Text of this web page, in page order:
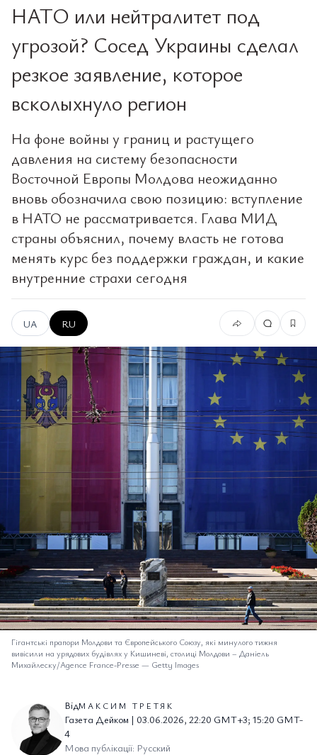
НАТО или нейтралитет под
угрозой? Сосед Украины сделал
резкое заявление, которое
всколыхнуло регион
На фоне войны у границ и растущего
давления на систему безопасности
Восточной Европы Молдова неожиданно
вновь обозначила свою позицию: вступление
в НАТО не рассматривается. Глава МИД
страны объяснил, почему власть не готова
менять курс без поддержки граждан, и какие
внутренние страхи сегодня
UA RU
Гігантські прапори Молдови та Європейського Союзу, які минулого тижня
вивісили на урядових будівлях у Кишиневі, столиці Молдови – Даніель
Михайлеску/Agence France-Presse — Getty Images
ВідМАКСИМ ТРЕТЯК
Газета Дейком | 03.06.2026, 22:20 GMT+3; 15:20 GMT-
4
Мова публікації: Русский